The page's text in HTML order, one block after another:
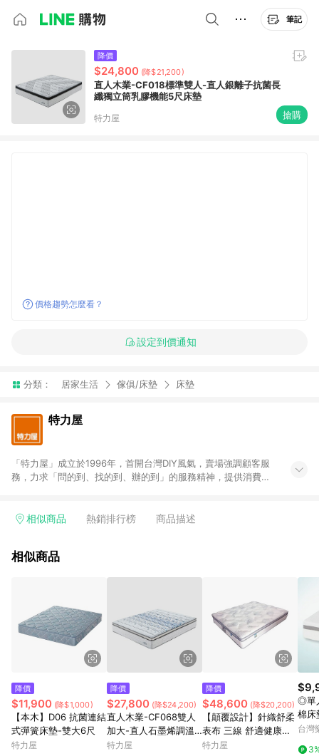
筆記
降價
$24,800 (降$21,200)
直人木業-CF018標準雙人-直人銀離子抗菌長
纖獨立筒乳膠機能5尺床墊
特力屋 搶購
價格趨勢怎麼看？
設定到價通知
分類： 居家生活 傢俱/床墊 床墊
特力屋
「特力屋」成立於1996年，首開台灣DIY風氣，賣場強調顧客服
務，力求「問的到、找的到、辦的到」的服務精神，提供消費者
客找到居家修繕、佈置或裝潢時所需；另外，在各家分店內規劃
等各方面進行整合，提升服務質感，期望每一位來店顧客，能輕
最佳解決方案，以創造優質居家環境為首要目標，成為消費者打
造幸福家園時的優先選擇。
相似商品 熱銷排行榜 商品描述
相似商品
降價
$11,900 (降$1,000)
【本木】D06 抗菌連結
式彈簧床墊-雙大6尺
特力屋
降價
$27,800 (降$24,200)
直人木業-CF068雙人
加大-直人石墨烯調溫
抑菌高硬度獨立筒機能
特力屋
降價
$48,600 (降$20,200)
【顛覆設計】針織舒柔
表布 三線 舒適健康彈
簧床墊(雙人5尺)
特力屋
◎單
棉床
家居
台灣